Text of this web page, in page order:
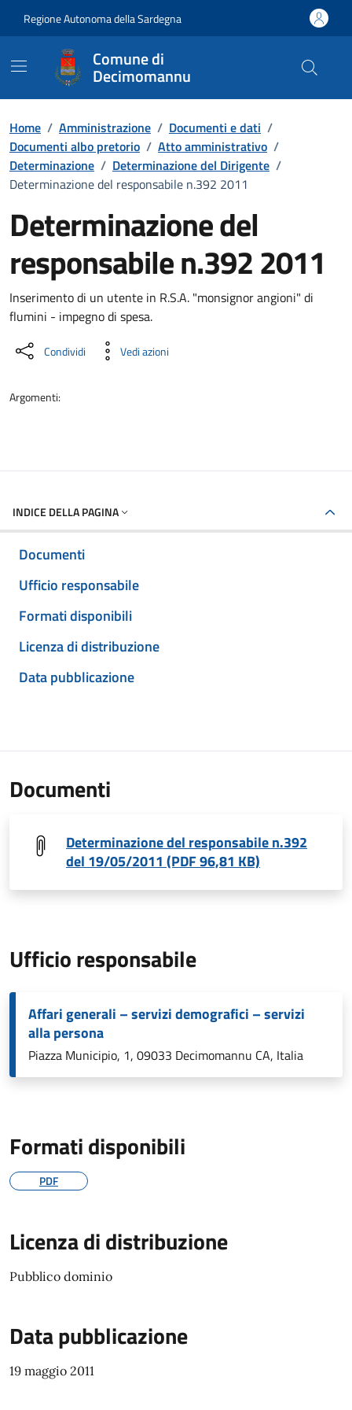
Regione Autonoma della Sardegna
Comune di
Decimomannu
Home / Amministrazione / Documenti e dati /
Documenti albo pretorio / Atto amministrativo /
Determinazione / Determinazione del Dirigente /
Determinazione del responsabile n.392 2011
Determinazione del
responsabile n.392 2011
Dettaglio del documento
Inserimento di un utente in R.S.A. "monsignor angioni" di
flumini - impegno di spesa.
Condividi Vedi azioni
Argomenti:
INDICE DELLA PAGINA
Documenti
Ufficio responsabile
Formati disponibili
Licenza di distribuzione
Data pubblicazione
Documenti
Determinazione del responsabile n.392
del 19/05/2011 (PDF 96,81 KB)
Ufficio responsabile
Affari generali – servizi demografici – servizi
alla persona
Piazza Municipio, 1, 09033 Decimomannu CA, Italia
Formati disponibili
PDF
Licenza di distribuzione
Pubblico dominio
Data pubblicazione
19 maggio 2011